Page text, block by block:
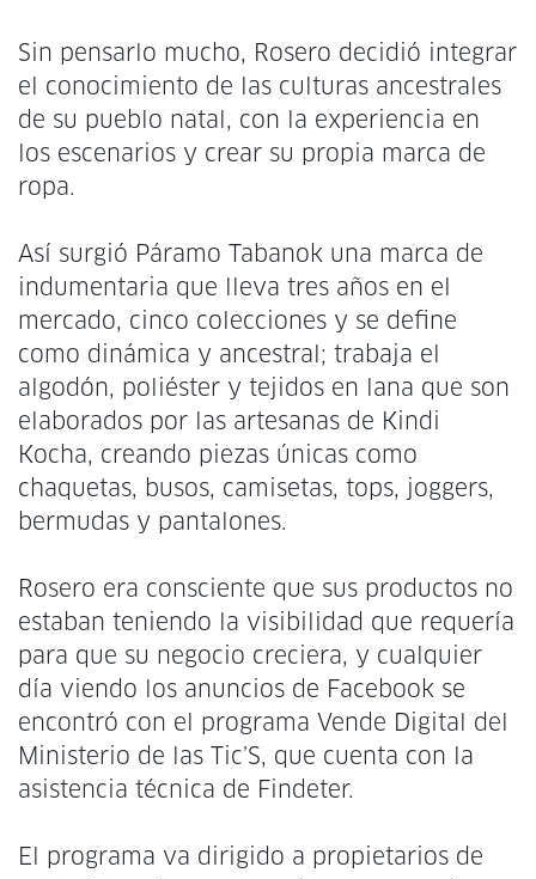
Sin pensarlo mucho, Rosero decidió integrar
el conocimiento de las culturas ancestrales
de su pueblo natal, con la experiencia en
los escenarios y crear su propia marca de
ropa.
Así surgió Páramo Tabanok una marca de
indumentaria que lleva tres años en el
mercado, cinco colecciones y se define
como dinámica y ancestral; trabaja el
algodón, poliéster y tejidos en lana que son
elaborados por las artesanas de Kindi
Kocha, creando piezas únicas como
chaquetas, busos, camisetas, tops, joggers,
bermudas y pantalones.
Rosero era consciente que sus productos no
estaban teniendo la visibilidad que requería
para que su negocio creciera, y cualquier
día viendo los anuncios de Facebook se
encontró con el programa Vende Digital del
Ministerio de las Tic’S, que cuenta con la
asistencia técnica de Findeter.
El programa va dirigido a propietarios de